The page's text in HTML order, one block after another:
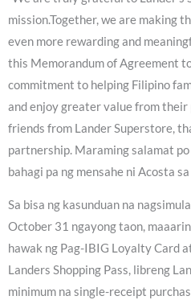
mission.Together, we are making
even more rewarding and
this Memorandum of Agreement
commitment to helping Filipino
and enjoy greater value from their
friends from Lander Superstore,
partnership. Maraming salamat
bahagi pa ng mensahe ni Acosta
Sa bisa ng kasunduan na
October 31 ngayong taon,
hawak ng Pag-IBIG Loyalty Card
Landers Shopping Pass, libreng
minimum na single-receipt